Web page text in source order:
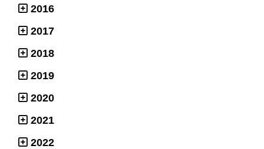
2016
2017
2018
2019
2020
2021
2022